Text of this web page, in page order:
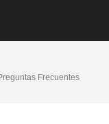
Frecuentes